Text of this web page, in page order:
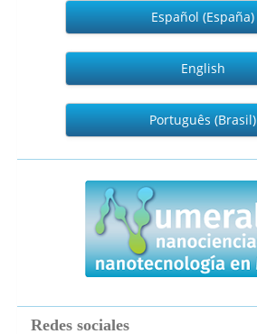
Español (España)
English
Português (Brasil)
numeralia
Redes sociales